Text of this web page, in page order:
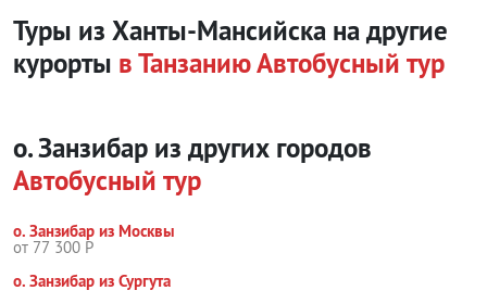
Туры из Ханты-Мансийска на другие
курорты в ТанзаниюАвтобусный тур
о. Занзибар из других городов
Автобусный тур
о. Занзибар из Москвы
от 77 300 Р
о. Занзибар из Сургута